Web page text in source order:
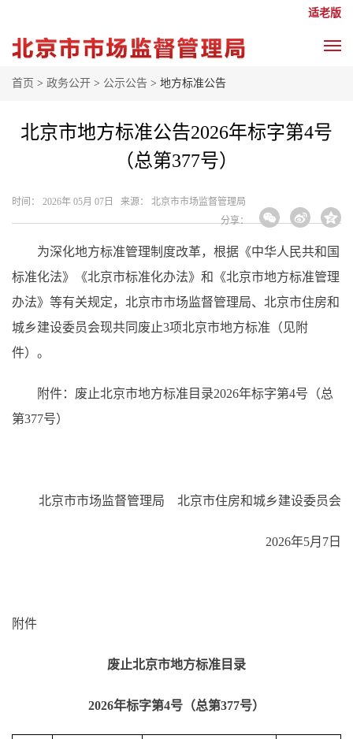
适老版
首页 > 政务公开 > 公示公告 > 地方标准公告
北京市地方标准公告2026年标字第4号
（总第377号）
时间： 2026年 05月 07日 来源： 北京市市场监督管理局
分享：
为深化地方标准管理制度改革，根据《中华人民共和国
标准化法》《北京市标准化办法》和《北京市地方标准管理
办法》等有关规定，北京市市场监督管理局、北京市住房和
城乡建设委员会现共同废止3项北京市地方标准（见附
件）。
附件：废止北京市地方标准目录2026年标字第4号 （总
第377号）
北京市市场监督管理局 北京市住房和城乡建设委员会
2026年5月7日
附件
废止北京市地方标准目录
2026年标字第4号（总第377号）